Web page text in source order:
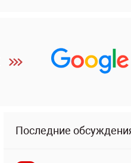
Последние